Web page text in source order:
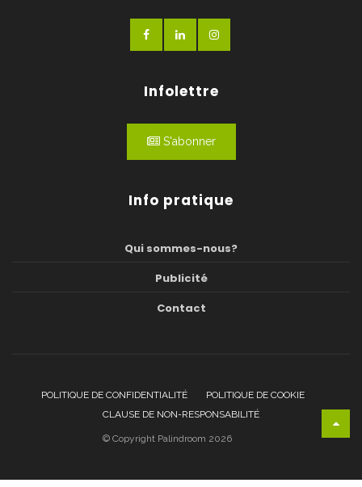
Infolettre
S'abonner
Info pratique
Qui sommes-nous?
Publicité
Contact
POLITIQUE DE CONFIDENTIALITÉ
POLITIQUE DE COOKIE
CLAUSE DE NON-RESPONSABILITÉ
© Copyright Palindroom 2026